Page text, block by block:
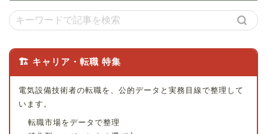
🏗 キャリア・転職 特集
電気設備技術者の転職を、公的データと実務目線で整理して
います。
転職市場をデータで整理